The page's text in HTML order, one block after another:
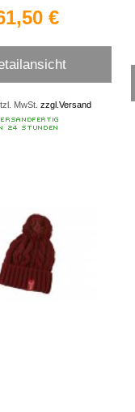
€
MwSt.zzgl.Versand